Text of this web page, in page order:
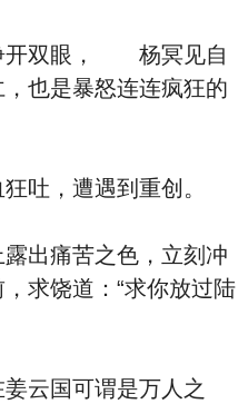
开双眼， 杨冥见自
也是暴怒连连疯狂的
吐，遭遇到重创。
出痛苦之色，立刻冲
求饶道：“求你放过陆
云国可谓是万人之